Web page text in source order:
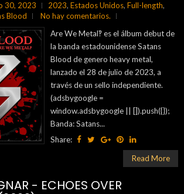
30, 2023 2023, Estados Unidos, Full-length,
Blood
No hay comentarios.
Are We Metal‽ es el álbum debut de
la banda estadounidense Satans
Blood de genero heavy metal,
lanzado el 28 de julio de 2023, a
través de un sello independiente.
(adsbygoogle =
window.adsbygoogle || []).push({});
Banda: Satans...
Share:
Read More
- ECHOES OVER